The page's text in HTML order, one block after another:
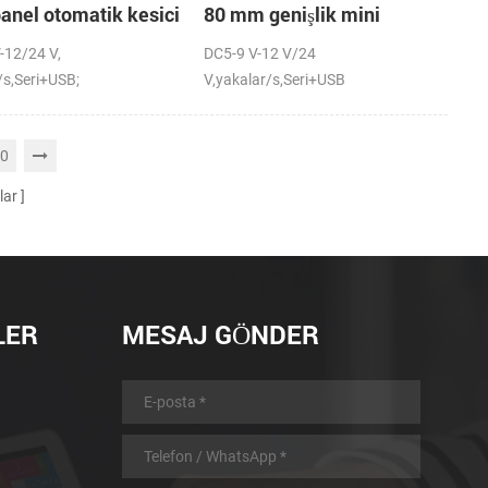
otomatik kesici
bağlama
12/24 V,
80 mm genişlik mini
paneli termal yazıcı
DC5-9 V-12 V/24
V,yakalar/s,Seri+USB
MESAJ GÖNDER